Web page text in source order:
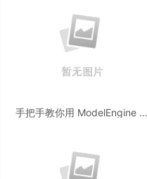
手把手教你用 ModelEngine 打